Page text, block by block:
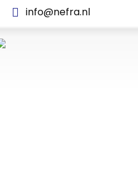
info@nefra.nl